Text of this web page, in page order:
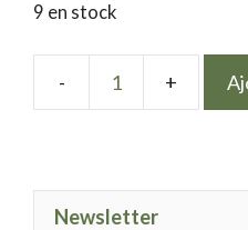
9 en stock
Newsletter